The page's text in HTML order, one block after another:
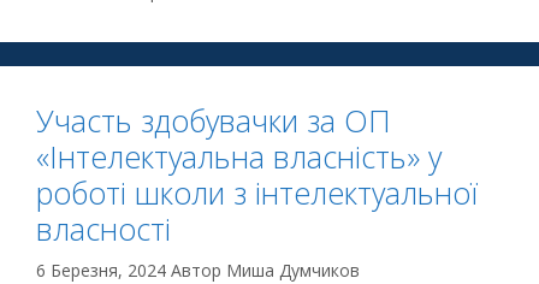
Участь здобувачки за ОП
«Інтелектуальна власність» у
роботі школи з інтелектуальної
власності
6 Березня, 2024 Автор Миша Думчиков